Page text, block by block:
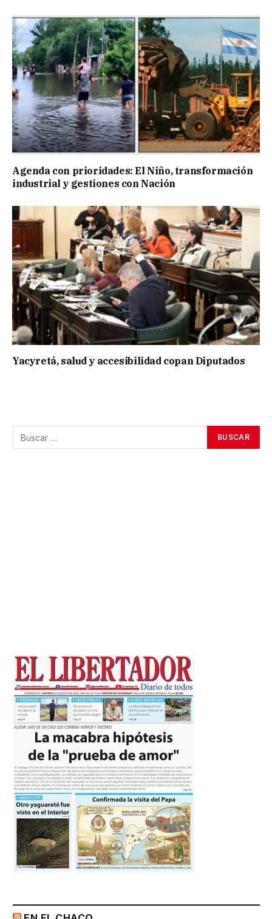
Agenda con prioridades: El Niño, transformación
industrial y gestiones con Nación
Yacyretá, salud y accesibilidad copan Diputados